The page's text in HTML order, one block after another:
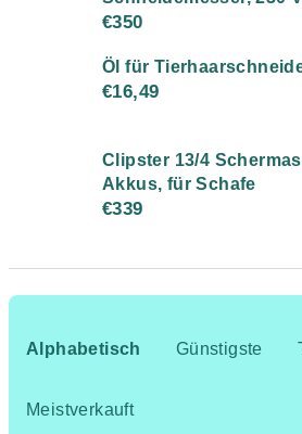
€350
Öl für
€16,49
Clipster 13/4
Akkus, für Schafe
€339
Alphabetisch Günstigste
Meistverkauft